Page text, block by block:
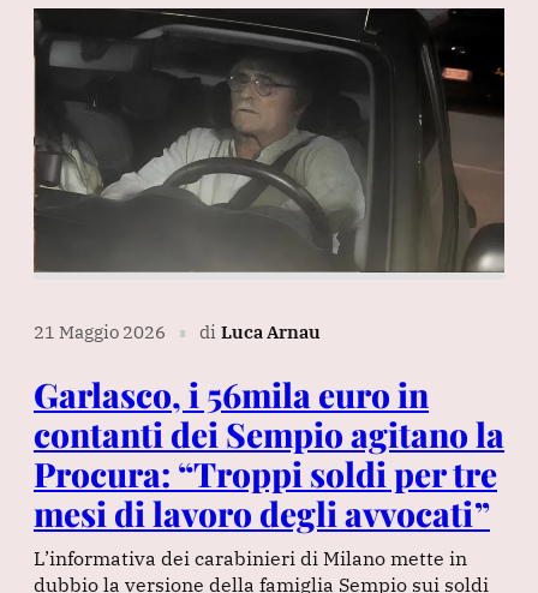
21 Maggio 2026 ∎ di Luca Arnau
Garlasco, i 56mila euro in
contanti dei Sempio agitano la
Procura: “Troppi soldi per tre
mesi di lavoro degli avvocati”
L’informativa dei carabinieri di Milano mette in
dubbio la versione della famiglia Sempio sui soldi